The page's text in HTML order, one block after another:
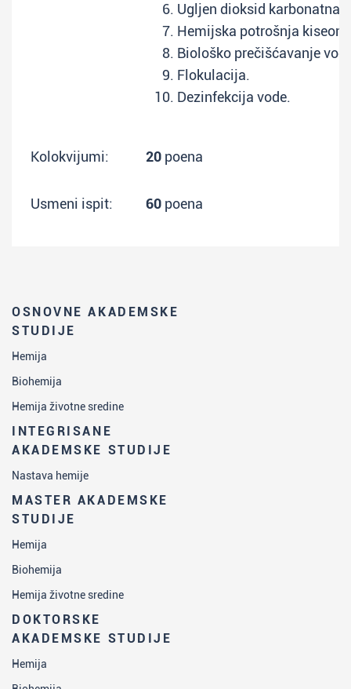
OSNOVNE AKADEMSKE
STUDIJE
Hemija
Biohemija
Hemija životne sredine
INTEGRISANE
AKADEMSKE STUDIJE
Nastava hemije
MASTER AKADEMSKE
STUDIJE
Hemija
Biohemija
Hemija životne sredine
DOKTORSKE
AKADEMSKE STUDIJE
Hemija
Ugljen dioksid karbonatna
Hemijska potrošnja
Biološko prečišćavanje
Flokulacija.
Dezinfekcija vode.
Kolokvijumi: 20 poena
Usmeni ispit: 60 poena